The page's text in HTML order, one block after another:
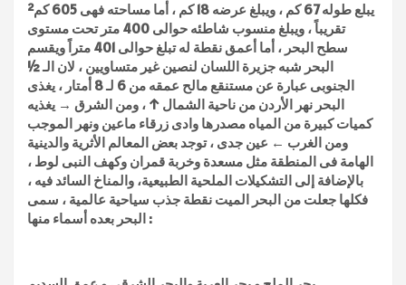
يبلع طوله 67 كم ، ويبلغ عرضه 18 كم ، أما مساحته فهى 605 كم²
تقريباً ، ويبلغ منسوب شاطئه حوالى 400 متر تحت مستوى
سطح البحر ، أما أعمق نقطة له تبلغ حوالى 401 متراً ويقسم
البحر شبه جزيرة اللسان لنصين غير متساويين ، لان الـ ½
الجنوبى عبارة عن مستنقع مالح عمقه من 6 لـ 8 أمتار ، يغذى
البحر نهر الأردن من ناحية الشمال ↑ ، ومن الشرق → يغذيه
كميات كبيرة من المياه مصدرها وادى زرقاء ماعين ونهر الموجب
ومن الغرب ← عين جدى ، توجد بعض المعالم الأثرية والدينية
الهامة فى المنطقة مثل مسعدة وخربة قمران وكهف النبى لوط ،
بالإضافة إلى التشكيلات الملحية الطبيعية، والمناخ السائد فيه ،
فكلها جعلت من البحر الميت نقطة جذب سياحية عالمية ، سمى
البحر بعده أسماء منها :